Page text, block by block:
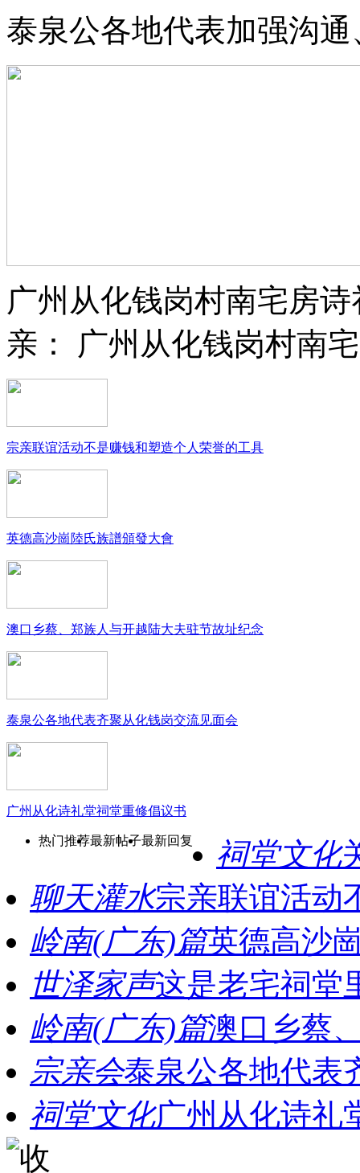
泰泉公各地代表加强沟通
广州从化钱岗村南宅房
亲： 广州从化钱岗村南
宗亲联谊活动不是赚钱和塑造个人荣誉的工具
英德高沙崗陸氏族譜頒發大會
澳口乡蔡、郑族人与开越陆大夫驻节故址纪念
泰泉公各地代表齐聚从化钱岗交流见面会
广州从化诗礼堂祠堂重修倡议书
热门推荐最新帖子最新回复 祠堂文化
聊天灌水宗亲联谊活动
岭南(广东)篇英德高沙
世泽家声这是老宅祠堂
岭南(广东)篇澳口乡蔡
宗亲会泰泉公各地代表
祠堂文化广州从化诗礼